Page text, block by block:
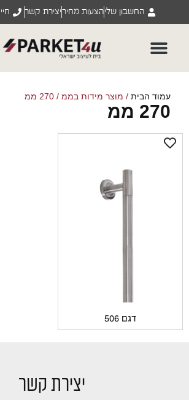
החשבון שליהצעות מחיריצירת קשר חייגו | 0747009887
הבית/ מוצר מידות בממ / 270 ממ
ממ
יצירת קשר